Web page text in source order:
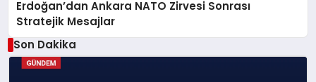
Erdoğan’dan Ankara NATO Zirvesi Sonrası
Stratejik Mesajlar
Son Dakika